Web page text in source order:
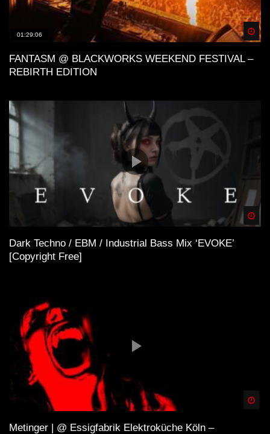
01:29:06
FANTASM @ BLACKWORKS WEEKEND FESTIVAL –
REBIRTH EDITION
Dark Techno / EBM / Industrial Bass Mix ‘EVOKE’
[Copyright Free]
Metinger | @ Essigfabrik Elektroküche Köln –